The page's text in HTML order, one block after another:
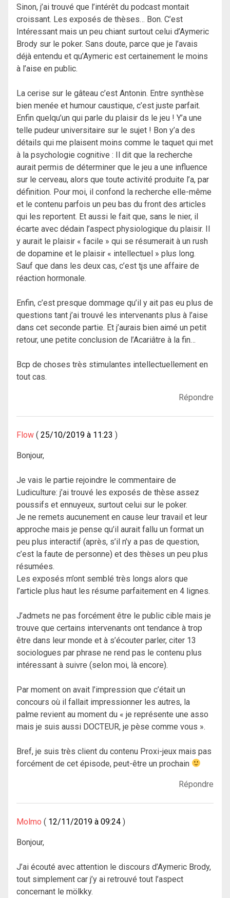
Sinon, j’ai trouvé que l’intérêt du podcast montait
croissant. Les exposés de thèses… Bon. C’est
Intéressant mais un peu chiant surtout celui d’Aymeric
Brody sur le poker. Sans doute, parce que je l’avais
déjà entendu et qu’Aymeric est certainement le moins
à l’aise en public.
La cerise sur le gâteau c’est Antonin. Entre synthèse
bien menée et humour caustique, c’est juste parfait.
Enfin quelqu’un qui parle du plaisir ds le jeu ! Y’a une
telle pudeur universitaire sur le sujet ! Bon y’a des
détails qui me plaisent moins comme le taquet qui met
à la psychologie cognitive : Il dit que la recherche
aurait permis de déterminer que le jeu a une influence
sur le cerveau, alors que toute activité produite l’a, par
définition. Pour moi, il confond la recherche elle-même
et le contenu parfois un peu bas du front des articles
qui les reportent. Et aussi le fait que, sans le nier, il
écarte avec dédain l’aspect physiologique du plaisir. Il
y aurait le plaisir « facile » qui se résumerait à un rush
de dopamine et le plaisir « intellectuel » plus long.
Sauf que dans les deux cas, c’est tjs une affaire de
réaction hormonale.
Enfin, c’est presque dommage qu’il y ait pas eu plus de
questions tant j’ai trouvé les intervenants plus à l’aise
dans cet seconde partie. Et j’aurais bien aimé un petit
retour, une petite conclusion de l’Acariâtre à la fin…
Bcp de choses très stimulantes intellectuellement en
tout cas.
Répondre
Flow 25/10/2019 à 11:23
Bonjour,
Je vais le partie rejoindre le commentaire de
Ludiculture: j’ai trouvé les exposés de thèse assez
poussifs et ennuyeux, surtout celui sur le poker.
Je ne remets aucunement en cause leur travail et leur
approche mais je pense qu’il aurait fallu un format un
peu plus interactif (après, s’il n’y a pas de question,
c’est la faute de personne) et des thèses un peu plus
résumées.
Les exposés m’ont semblé très longs alors que
l’article plus haut les résume parfaitement en 4 lignes.
J’admets ne pas forcément être le public cible mais je
trouve que certains intervenants ont tendance à trop
être dans leur monde et à s’écouter parler, citer 13
sociologues par phrase ne rend pas le contenu plus
intéressant à suivre (selon moi, là encore).
Par moment on avait l’impression que c’était un
concours où il fallait impressionner les autres, la
palme revient au moment du « je représente une asso
mais je suis aussi DOCTEUR, je pèse comme vous ».
Bref, je suis très client du contenu Proxi-jeux mais pas
forcément de cet épisode, peut-être un prochain
Répondre
Molmo 12/11/2019 à 09:24
Bonjour,
J’ai écouté avec attention le discours d’Aymeric Brody,
tout simplement car j’y ai retrouvé tout l’aspect
concernant le mölkky.